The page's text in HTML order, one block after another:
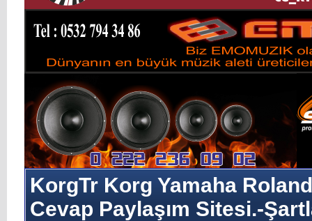
KorgTr Korg Yamaha
Cevap Paylaşım Sitesi.-